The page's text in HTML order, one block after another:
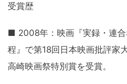
受賞歴
■ 2008年：映画『実録・連
程』で第18回日本映画批評家
高崎映画祭特別賞を受賞。